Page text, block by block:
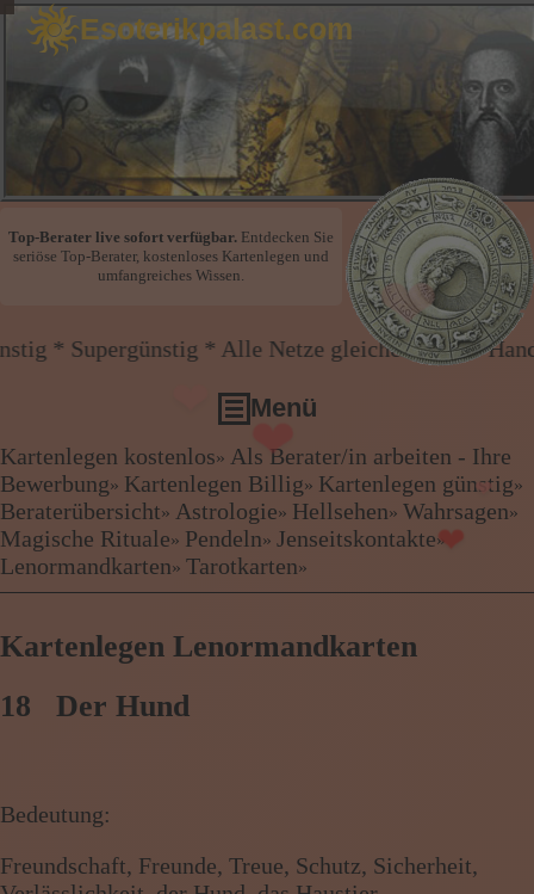
❤
❤
❤
❤
❤
❤
❤
❤
Esoterikpalast.com
Top-Berater live sofort verfügbar.Entdecken Sie
seriöse Top-Berater, kostenloses Kartenlegen und
umfangreiches Wissen.
* Alle Netze gleicher Preis * Handy und
Menü
Kartenlegen kostenlos
Als Berater/in arbeiten - Ihre Bewerbung
Kartenlegen Billig
Kartenlegen günstig
Beraterübersicht
Hellsehen
Wahrsagen
Magische Rituale
Tarotkarten
Menü: Beraterübersicht Kategorien
Kartenlegen kostenlos» Als Berater/in arbeiten - Ihre
Bewerbung» Kartenlegen Billig» Kartenlegen günstig»
Beraterübersicht» Astrologie» Hellsehen» Wahrsagen»
Magische Rituale» Pendeln» Jenseitskontakte»
Lenormandkarten» Tarotkarten»
Kartenlegen Lenormandkarten
18 Der Hund
Bedeutung:
Freundschaft, Freunde, Treue, Schutz, Sicherheit,